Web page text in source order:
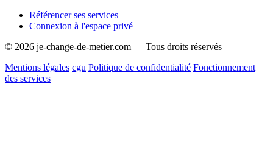
Référencer ses services
Connexion à l'espace privé
© 2026 je-change-de-metier.com — Tous droits réservés
Mentions légales cgu Politique de confidentialité Fonctionnement
des services